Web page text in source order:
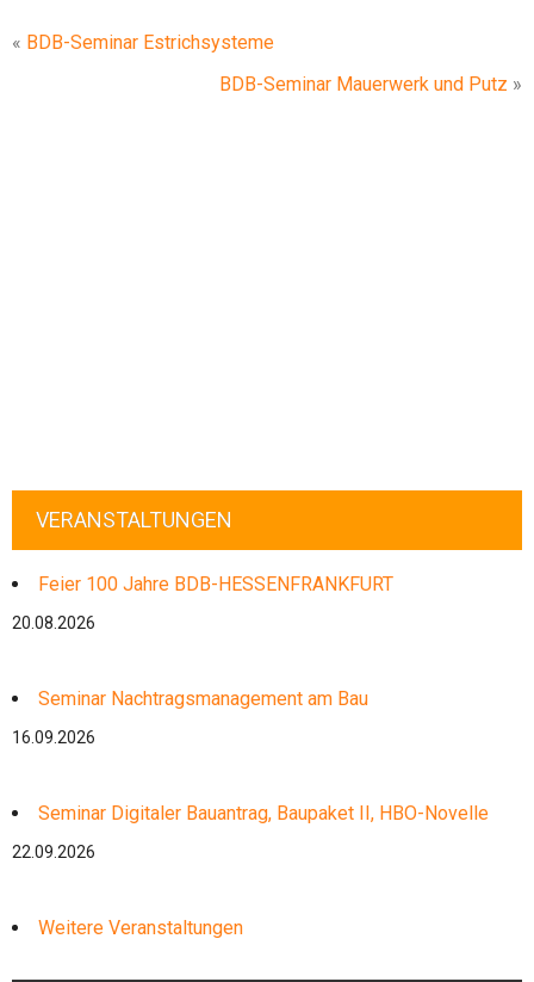
« BDB-Seminar Estrichsysteme
BDB-Seminar Mauerwerk und Putz »
VERANSTALTUNGEN
Feier 100 Jahre BDB-HESSENFRANKFURT
20.08.2026
Seminar Nachtragsmanagement am Bau
16.09.2026
Seminar Digitaler Bauantrag, Baupaket II, HBO-Novelle
22.09.2026
Weitere Veranstaltungen